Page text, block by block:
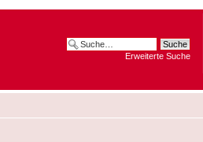
Erweiterte Suche